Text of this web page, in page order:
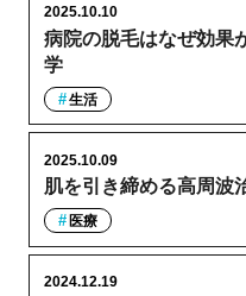
病院の脱毛はなぜ効果
学
2025.10.10
生活
肌を引き締める高周波
2025.10.09
医療
2024.12.19